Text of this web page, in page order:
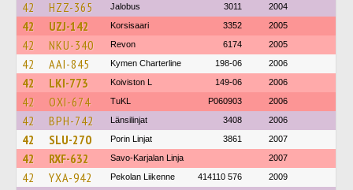
42 HZZ-365 Jalobus 3011 2004
42 UZJ-142 Korsisaari 3352 2005
42 NKU-340 Revon 6174 2005
42 AAI-845 Kymen Charterline 198-06 2006
42 LKI-773 Koiviston L 149-06 2006
42 OXI-674 TuKL P060903 2006
42 BPH-742 Länsilinjat 3408 2006
42 SLU-270 Porin Linjat 3861 2007
42 RXF-632 Savo-Karjalan Linja 2007
42 YXA-942 Pekolan Liikenne 414110 576 2009